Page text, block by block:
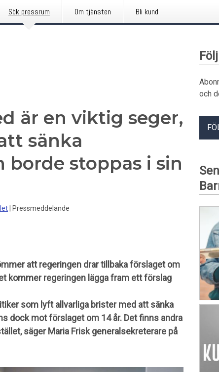
Sök pressrum Om tjänsten Bli kund
är en viktig seger,
sänka
stoppas i sin
Pressmeddelande
att regeringen drar tillbaka förslaget om
kommer regeringen lägga fram ett förslag
som lyft allvarliga brister med att sänka
dock mot förslaget om 14 år. Det finns andra
säger Maria Frisk generalsekreterare på
och